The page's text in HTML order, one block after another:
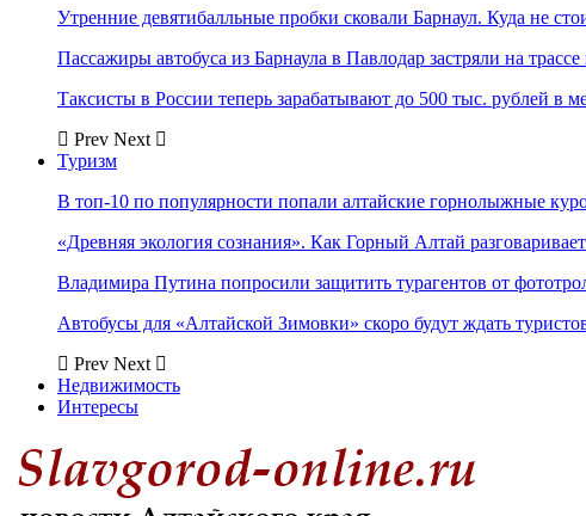
Утренние девятибалльные пробки сковали Барнаул. Куда не
Пассажиры автобуса из Барнаула в Павлодар застряли на
Таксисты в России теперь зарабатывают до 500 тыс. рублей в
Prev Next
Туризм
В топ-10 по популярности попали алтайские горнолыжные
«Древняя экология сознания». Как Горный Алтай
Владимира Путина попросили защитить турагентов от
Автобусы для «Алтайской Зимовки» скоро будут ждать
Prev Next
Недвижимость
Интересы